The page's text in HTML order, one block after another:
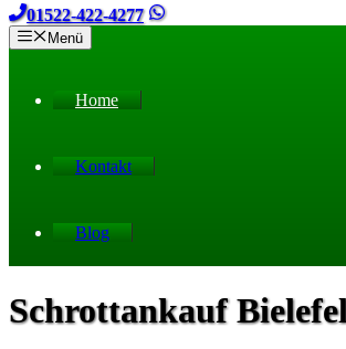
01522-422-4277
Menü
Home
Kontakt
Blog
Schrottankauf